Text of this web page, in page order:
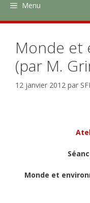
Menu
Monde et
(par M.
12 janvier 2012 par
Monde et